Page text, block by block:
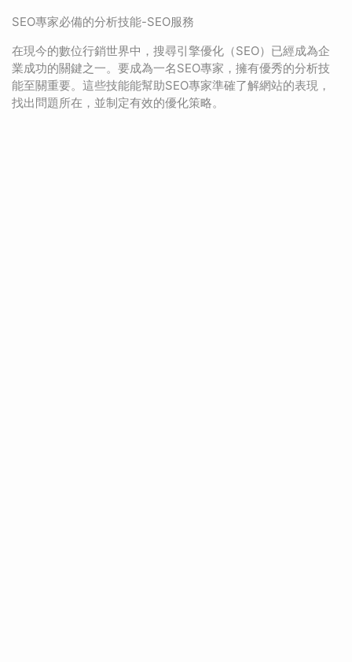
SEO專家必備的分析技能-SEO服務
在現今的數位行銷世界中，搜尋引擎優化（SEO）已經成為企
業成功的關鍵之一。要成為一名SEO專家，擁有優秀的分析技
能至關重要。這些技能能幫助SEO專家準確了解網站的表現，
找出問題所在，並制定有效的優化策略。